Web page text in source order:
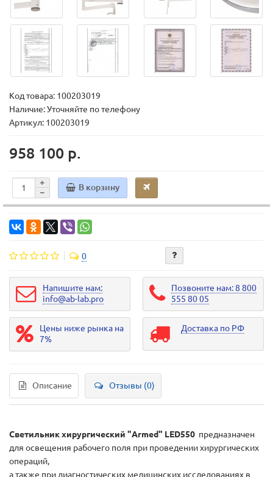
Код товара: 100203019
Наличие: Уточняйте по телефону
Артикул: 100203019
958 100 р.
В корзину
0
Напишите нам:
info@ab-lab.pro
Позвоните нам: 8 800
555 80 05
Цены ниже рынка на
7%
Доставка по РФ
Описание Отзывы (0)
Светильник хирургический "Armed" LED550 предназначен
для освещения рабочего поля при проведении хирургических
операций,
а также при диагностических медицинских исследованиях в